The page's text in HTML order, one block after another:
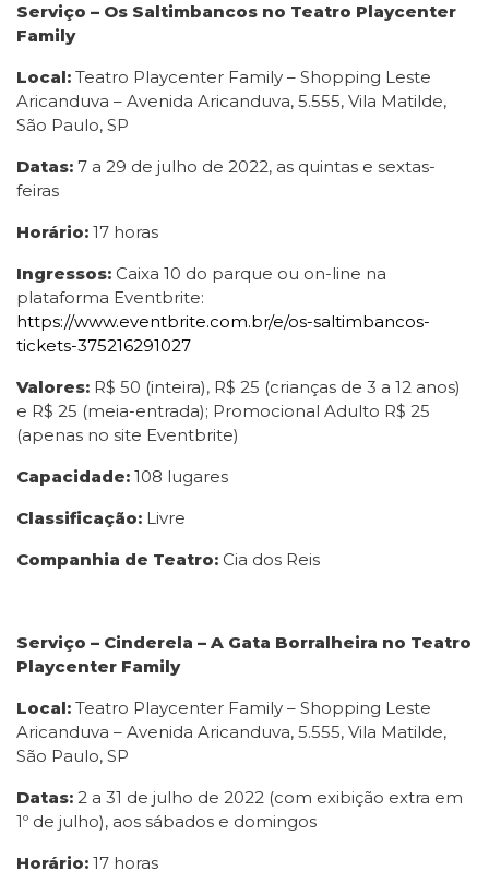
Serviço – Os Saltimbancos no Teatro Playcenter
Family
Local: Teatro Playcenter Family – Shopping Leste
Aricanduva – Avenida Aricanduva, 5.555, Vila Matilde,
São Paulo, SP
Datas: 7 a 29 de julho de 2022, as quintas e sextas-
feiras
Horário: 17 horas
Ingressos: Caixa 10 do parque ou on-line na
plataforma Eventbrite:
https://www.eventbrite.com.br/e/os-saltimbancos-
tickets-375216291027
Valores: R$ 50 (inteira), R$ 25 (crianças de 3 a 12 anos)
e R$ 25 (meia-entrada); Promocional Adulto R$ 25
(apenas no site Eventbrite)
Capacidade: 108 lugares
Classificação: Livre
Companhia de Teatro: Cia dos Reis
Serviço – Cinderela – A Gata Borralheira no Teatro
Playcenter Family
Local: Teatro Playcenter Family – Shopping Leste
Aricanduva – Avenida Aricanduva, 5.555, Vila Matilde,
São Paulo, SP
Datas: 2 a 31 de julho de 2022 (com exibição extra em
1º de julho), aos sábados e domingos
Horário: 17 horas